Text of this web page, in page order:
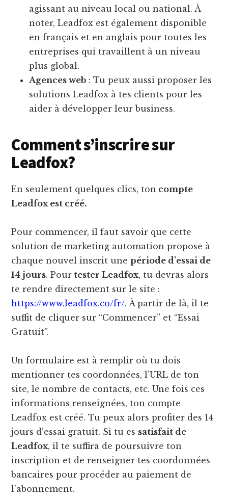
agissant au niveau local ou national. À
noter, Leadfox est également disponible
en français et en anglais pour toutes les
entreprises qui travaillent à un niveau
plus global.
Agences web : Tu peux aussi proposer les
solutions Leadfox à tes clients pour les
aider à développer leur business.
Comment s’inscrire sur
Leadfox?
En seulement quelques clics, ton compte
Leadfox est créé.
Pour commencer, il faut savoir que cette
solution de marketing automation propose à
chaque nouvel inscrit unepériode d’essai de
14 jours. Pour tester Leadfox, tu devras alors
te rendre directement sur le site :
https://www.leadfox.co/fr/. À partir de là, il te
suffit de cliquer sur “Commencer” et “Essai
Gratuit”.
Un formulaire est à remplir où tu dois
mentionner tes coordonnées, l’URL de ton
site, le nombre de contacts, etc. Une fois ces
informations renseignées, ton compte
Leadfox est créé. Tu peux alors profiter des 14
jours d’essai gratuit. Si tu es satisfait de
Leadfox, il te suffira de poursuivre ton
inscription et de renseigner tes coordonnées
bancaires pour procéder au paiement de
l’abonnement.